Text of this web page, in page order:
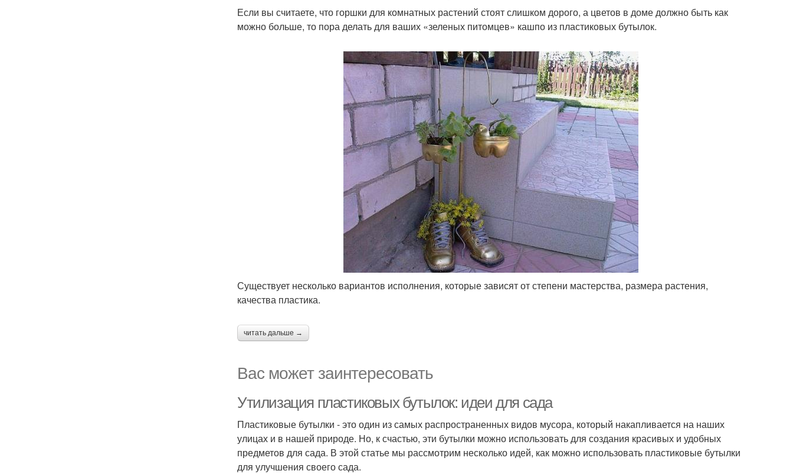
Если вы считаете, что горшки для комнатных растений стоят слишком дорого, а цветов в доме должно быть как
можно больше, то пора делать для ваших «зеленых питомцев» кашпо из пластиковых бутылок.
Существует несколько вариантов исполнения, которые зависят от степени мастерства, размера растения,
качества пластика.
читать дальше →
Вас может заинтересовать
Утилизация пластиковых бутылок: идеи для сада
Пластиковые бутылки - это один из самых распространенных видов мусора, который накапливается на наших
улицах и в нашей природе. Но, к счастью, эти бутылки можно использовать для создания красивых и удобных
предметов для сада. В этой статье мы рассмотрим несколько идей, как можно использовать пластиковые бутылки
для улучшения своего сада.